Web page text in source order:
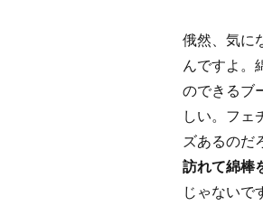
俄然、気に
んですよ。
のできるブ
しい。フ
ズあるのだ
訪れて綿棒
じゃないで